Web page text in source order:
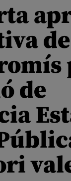
de
de